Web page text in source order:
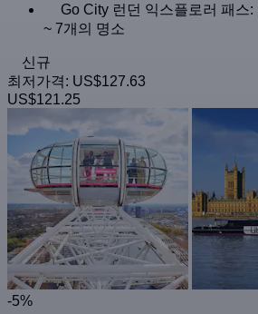
Go City 런던 익스플로러 패스
~ 7개의 명소
신규
최저가격: US$127.63
US$121.25
-5%